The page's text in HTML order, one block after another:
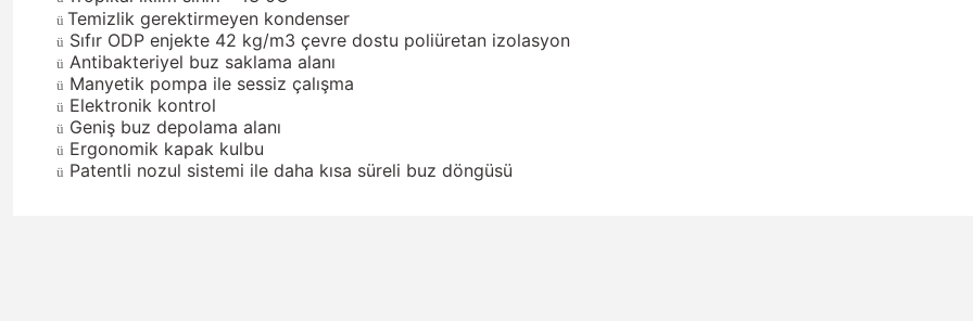
ü Temizlik gerektirmeyen kondenser
ü Sıfır ODP enjekte 42 kg/m3 çevre dostu poliüretan izolasyon
ü Antibakteriyel buz saklama alanı
ü Manyetik pompa ile sessiz çalışma
ü Elektronik kontrol
ü Geniş buz depolama alanı
ü Ergonomik kapak kulbu
ü Patentli nozul sistemi ile daha kısa süreli buz döngüsü